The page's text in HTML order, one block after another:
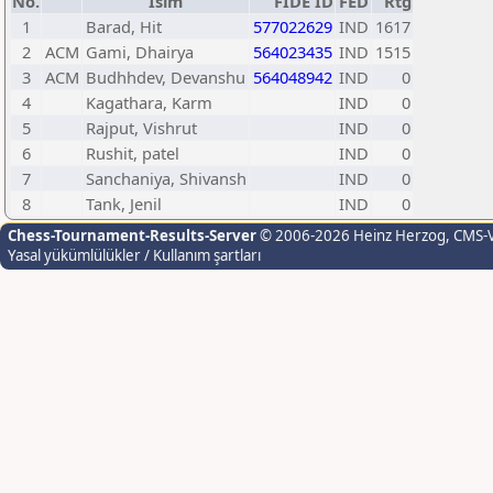
1
Barad, Hit 577022629 IND 1617
2
ACM Gami, Dhairya 564023435 IND 1515
3
ACM Budhhdev, Devanshu 564048942 IND
0
4
Kagathara, Karm IND
0
5
Rajput, Vishrut IND
0
6
Rushit, patel IND
0
7
Sanchaniya, Shivansh IND
0
8
Tank, Jenil IND 0
Chess-Tournament-Results-Server© 2006-2026 Heinz Herzog,
Yasal yükümlülükler / Kullanım şartları